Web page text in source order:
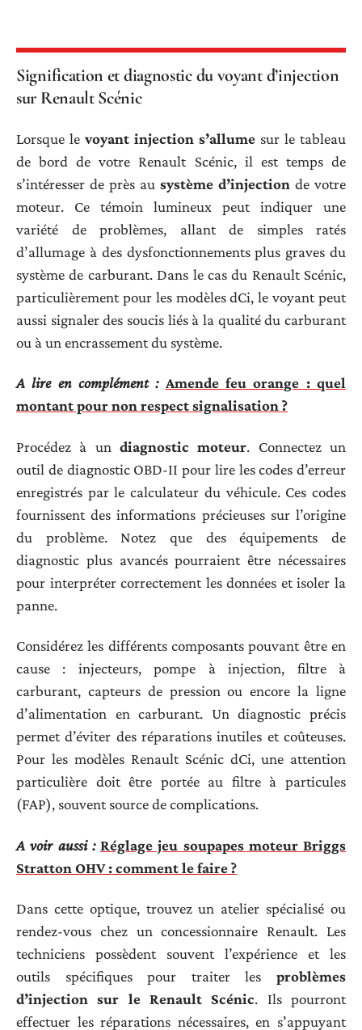
Signification et diagnostic du voyant d’injection
sur Renault Scénic
Lorsque le voyant injection s’allume sur le tableau
de bord de votre Renault Scénic, il est temps de
s’intéresser de près au système d’injection de votre
moteur. Ce témoin lumineux peut indiquer une
variété de problèmes, allant de simples ratés
d’allumage à des dysfonctionnements plus graves du
système de carburant. Dans le cas du Renault Scénic,
particulièrement pour les modèles dCi, le voyant peut
aussi signaler des soucis liés à la qualité du carburant
ou à un encrassement du système.
A lire en complément : Amende feu orange : quel
montant pour non respect signalisation ?
Procédez à un diagnostic moteur. Connectez un
outil de diagnostic OBD-II pour lire les codes d’erreur
enregistrés par le calculateur du véhicule. Ces codes
fournissent des informations précieuses sur l’origine
du problème. Notez que des équipements de
diagnostic plus avancés pourraient être nécessaires
pour interpréter correctement les données et isoler la
panne.
Considérez les différents composants pouvant être en
cause : injecteurs, pompe à injection, filtre à
carburant, capteurs de pression ou encore la ligne
d’alimentation en carburant. Un diagnostic précis
permet d’éviter des réparations inutiles et coûteuses.
Pour les modèles Renault Scénic dCi, une attention
particulière doit être portée au filtre à particules
(FAP), souvent source de complications.
A voir aussi : Réglage jeu soupapes moteur Briggs
Stratton OHV : comment le faire ?
Dans cette optique, trouvez un atelier spécialisé ou
rendez-vous chez un concessionnaire Renault. Les
techniciens possèdent souvent l’expérience et les
outils spécifiques pour traiter les problèmes
d’injection sur le Renault Scénic. Ils pourront
effectuer les réparations nécessaires, en s’appuyant